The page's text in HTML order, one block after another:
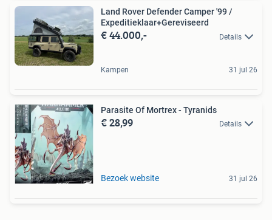
Land Rover Defender Camper '99 /
Expeditieklaar+Gereviseerd
€ 44.000,- Details
Kampen 31 jul 26
Parasite Of Mortrex - Tyranids
€ 28,99 Details
Bezoek website 31 jul 26